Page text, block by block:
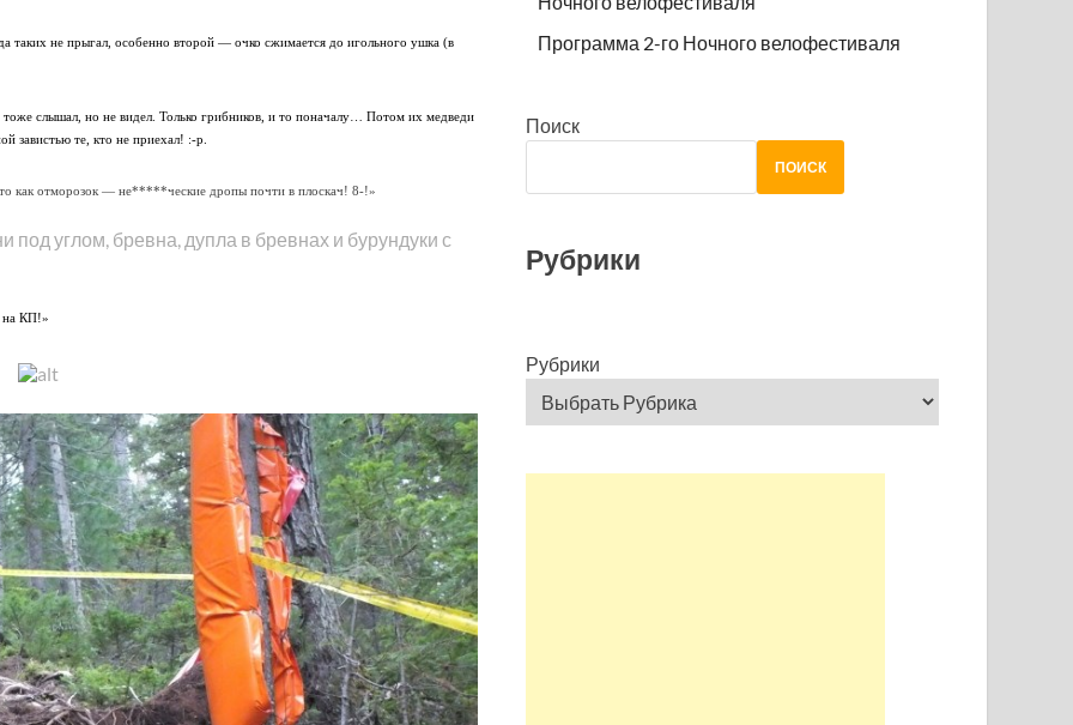
не прыгал, особенно второй — очко сжимается до игольного ушка (в
слышал, но не видел. Только грибников, и то поначалу… Потом их медведи
завистью те, кто не приехал! :-p.
как отморозок — не*****ческие дропы почти в плоскач! 8-!»
под углом, бревна, дупла в бревнах и бурундуки с
на КП!»
Программа 2-го Ночного велофестиваля
Поиск
ПОИСК
Рубрики
Рубрики